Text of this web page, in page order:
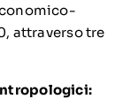
attraverso tre